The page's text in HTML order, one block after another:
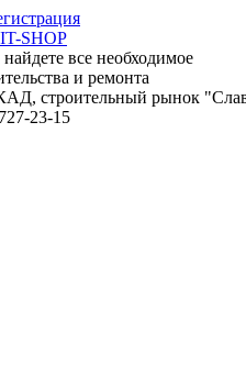
все необходимое
и ремонта
строительный рынок
23-15